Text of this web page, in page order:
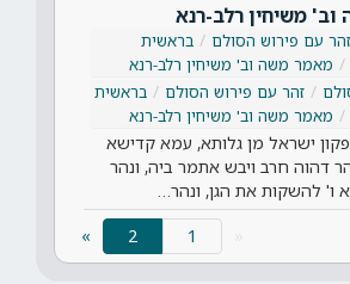
משיחין רלב-רנא
זהר עם פירוש הסולם
בראשית
מאמר משה וב' משיחין רלב-רנא
זהר עם פירוש הסולם
בראשית
מאמר משה וב' משיחין רלב-רנא
ישראל מן גלותא, עמא קדישא
דהוה חרב ויבש אתמר ביה, ונהר
ו' להשקות את הגן, ונהר…
2
»